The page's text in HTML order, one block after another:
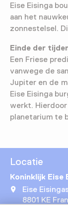
Eise Eisinga
aan het
zonnestelsel.
Einde der
Een Friese
vanwege de
Jupiter en de
Eise Eisinga
werkt.
planetarium te
Locatie
Koninklijk Eise
Eise
8801 KE